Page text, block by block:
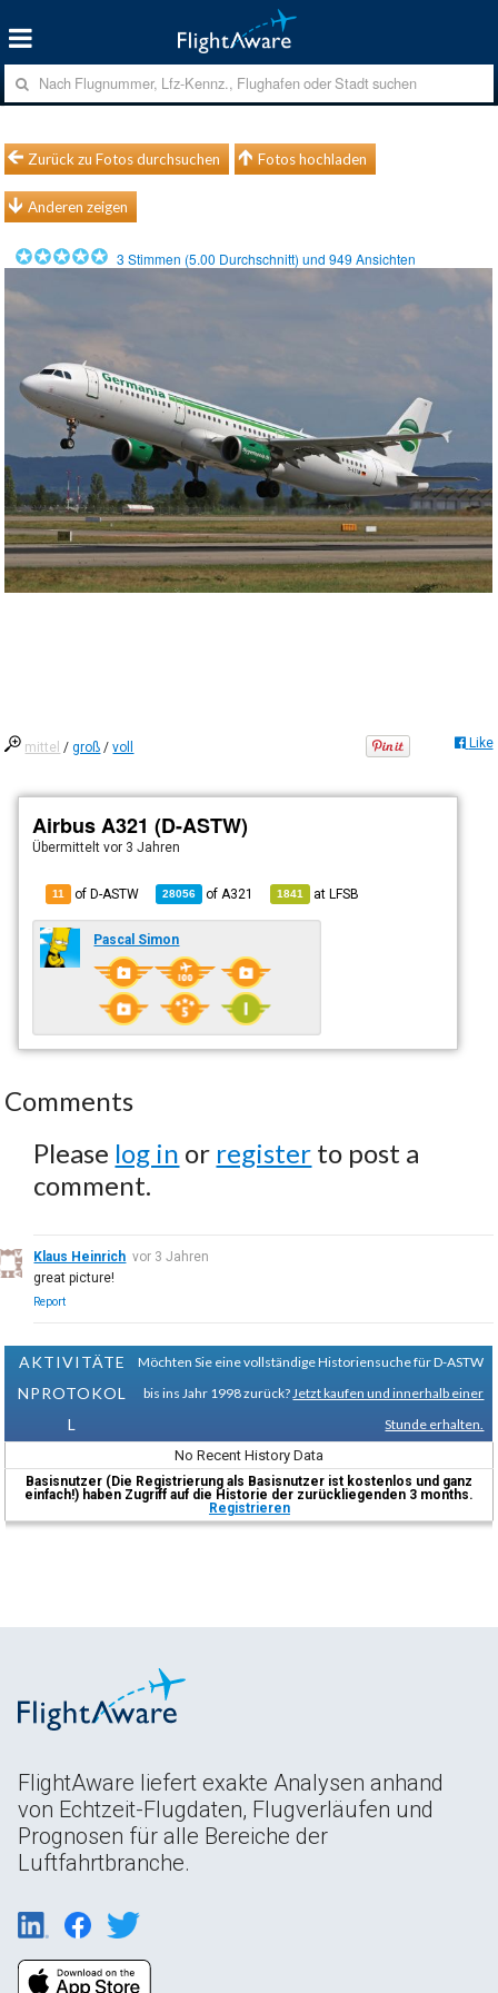
Zurück zu Fotos durchsuchen Fotos hochladen
Anderen zeigen
3 Stimmen (5.00 Durchschnitt) und949 Ansichten
mittel /groß /voll Like
Airbus A321 (D-ASTW)
Übermitteltvor 3 Jahren
11 of D-ASTW 28056 of A321 1841 atLFSB
Pascal Simon
Comments
Please log in or register to post a
comment.
Klaus Heinrich vor 3 Jahren
great picture!
Report
AKTIVITÄTE
NPROTOKOL
L
Möchten Sie eine vollständige Historiensuche für D-ASTW
bis ins Jahr 1998 zurück? Jetzt kaufen und innerhalb einer
Stunde erhalten.
No Recent History Data
Basisnutzer (Die Registrierung als Basisnutzer ist kostenlos und ganz
einfach!) haben Zugriff auf die Historie der zurückliegenden 3 months.
Registrieren
FlightAware liefert exakte Analysen anhand
von Echtzeit-Flugdaten, Flugverläufen und
Prognosen für alle Bereiche der
Luftfahrtbranche.